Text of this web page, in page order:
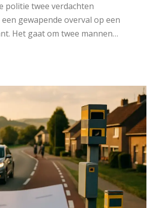
politie twee verdachten
gewapende overval op een
Het gaat om twee mannen…